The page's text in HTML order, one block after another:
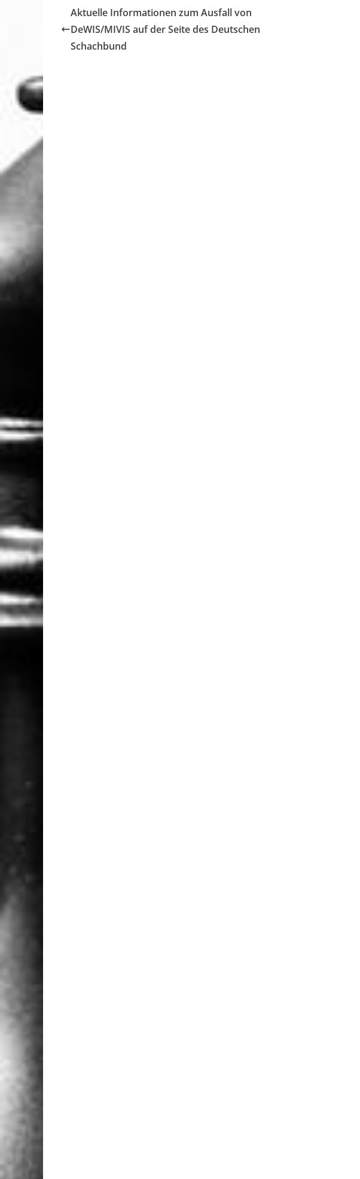
Aktuelle Informationen zum Ausfall von
DeWIS/MIVIS auf der Seite des Deutschen
Schachbund